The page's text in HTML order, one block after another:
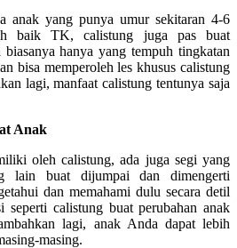
anak yang punya umur sekitaran 4-6
baik TK, calistung juga pas buat
hanya yang tempuh tingkatan
bisa memperoleh les khusus calistung
lagi, manfaat calistung tentunya saja
Anak
oleh calistung, ada juga segi yang
lain buat dijumpai dan dimengerti
dan memahami dulu secara detil
seperti calistung buat perubahan anak
lagi, anak Anda dapat lebih
masing.